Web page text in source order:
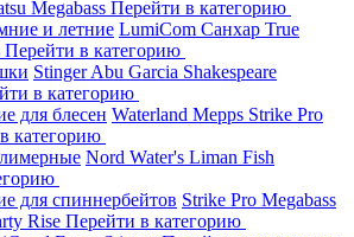
Megabass Перейти в категорию
и летние LumiCom Санхар True
Перейти в категорию
StingerAbu Garcia Shakespeare
в категорию
для блесен Waterland Mepps Strike Pro
категорию
Nord Water's Liman Fish
для спиннербейтов Strike Pro Megabass
Rise Перейти в категорию